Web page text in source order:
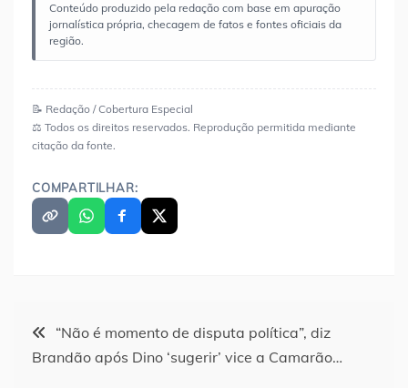
Conteúdo produzido pela redação com base em apuração
jornalística própria, checagem de fatos e fontes oficiais da
região.
📝 Redação / Cobertura Especial
⚖️ Todos os direitos reservados. Reprodução permitida mediante
citação da fonte.
COMPARTILHAR:
Navegação
“Não é momento de disputa política”, diz
Brandão após Dino ‘sugerir’ vice a Camarão…